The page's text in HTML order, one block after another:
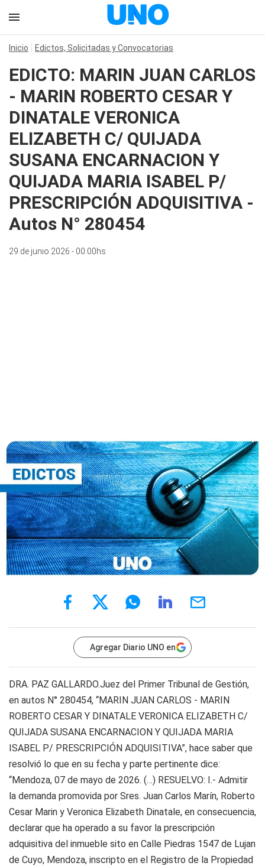
Inicio Edictos, Solicitadas y Convocatorias
EDICTO: MARIN JUAN CARLOS
- MARIN ROBERTO CESAR Y
DINATALE VERONICA
ELIZABETH C/ QUIJADA
SUSANA ENCARNACION Y
QUIJADA MARIA ISABEL P/
PRESCRIPCIÓN ADQUISITIVA -
Autos N° 280454
29 de junio 2026 - 00:00hs
Agregar Diario UNO en
DRA. PAZ GALLARDO.Juez del Primer Tribunal de Gestión,
en autos N° 280454, “MARIN JUAN CARLOS - MARIN
ROBERTO CESAR Y DINATALE VERONICA ELIZABETH C/
QUIJADA SUSANA ENCARNACION Y QUIJADA MARIA
ISABEL P/ PRESCRIPCIÓN ADQUISITIVA”, hace saber que
resolvió lo que en su fecha y parte pertinente dice:
“Mendoza, 07 de mayo de 2026. (…) RESUELVO: I.- Admitir
la demanda promovida por Sres. Juan Carlos Marín, Roberto
Cesar Marin y Veronica Elizabeth Dinatale, en consecuencia,
declarar que ha operado a su favor la prescripción
adquisitiva del inmueble sito en Calle Piedras 1547 de Lujan
de Cuyo, Mendoza, inscripto en el Registro de la Propiedad